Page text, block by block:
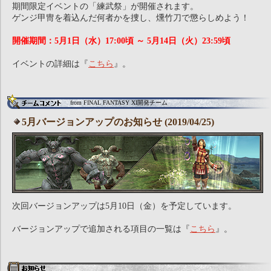
期間限定イベントの「練武祭」が開催されます。
ゲンジ甲冑を着込んだ何者かを捜し、燻竹刀で懲らしめよう！
開催期間：5月1日（水）17:00頃 ～ 5月14日（火）23:59頃
イベントの詳細は『 こちら 』。
from FINAL FANTASY XI開発チーム
5月バージョンアップのお知らせ (2019/04/25)
次回バージョンアップは5月10日（金）を予定しています。
バージョンアップで追加される項目の一覧は『 こちら 』。